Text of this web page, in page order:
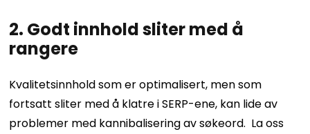
2. Godt innhold sliter med å
rangere
Kvalitetsinnhold som er optimalisert, men som
fortsatt sliter med å klatre i SERP-ene, kan lide av
problemer med kannibalisering av søkeord. La oss